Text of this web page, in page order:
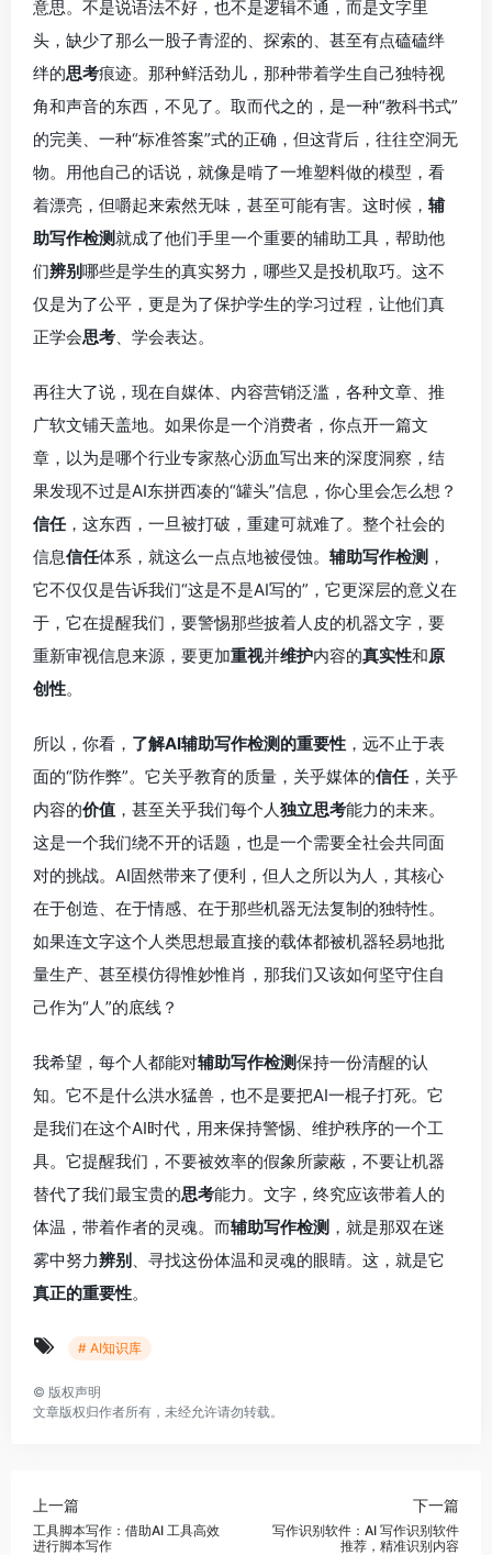
意思。不是说语法不好，也不是逻辑不通，而是文字里
头，缺少了那么一股子青涩的、探索的、甚至有点磕磕绊
绊的思考痕迹。那种鲜活劲儿，那种带着学生自己独特视
角和声音的东西，不见了。取而代之的，是一种“教科书式”
的完美、一种“标准答案”式的正确，但这背后，往往空洞无
物。用他自己的话说，就像是啃了一堆塑料做的模型，看
着漂亮，但嚼起来索然无味，甚至可能有害。这时候， 辅
助写作检测就成了他们手里一个重要的辅助工具，帮助他
们辨别哪些是学生的真实努力，哪些又是投机取巧。这不
仅是为了公平，更是为了保护学生的学习过程，让他们真
正学会思考 、学会表达。
再往大了说，现在自媒体、内容营销泛滥，各种文章、推
广软文铺天盖地。如果你是一个消费者，你点开一篇文
章，以为是哪个行业专家熬心沥血写出来的深度洞察，结
果发现不过是AI东拼西凑的“罐头”信息，你心里会怎么想？
信任，这东西，一旦被打破，重建可就难了。整个社会的
信息信任体系，就这么一点点地被侵蚀。 辅助写作检测 ，
它不仅仅是告诉我们“这是不是AI写的”，它更深层的意义在
于，它在提醒我们，要警惕那些披着人皮的机器文字，要
重新审视信息来源，要更加重视并维护内容的真实性和原
创性。
所以，你看， 了解AI辅助写作检测的重要性 ，远不止于表
面的“防作弊”。它关乎教育的质量，关乎媒体的信任，关乎
内容的价值 ，甚至关乎我们每个人独立思考能力的未来。
这是一个我们绕不开的话题，也是一个需要全社会共同面
对的挑战。AI固然带来了便利，但人之所以为人，其核心
在于创造、在于情感、在于那些机器无法复制的独特性。
如果连文字这个人类思想最直接的载体都被机器轻易地批
量生产、甚至模仿得惟妙惟肖，那我们又该如何坚守住自
己作为“人”的底线？
我希望，每个人都能对辅助写作检测保持一份清醒的认
知。它不是什么洪水猛兽，也不是要把AI一棍子打死。它
是我们在这个AI时代，用来保持警惕、维护秩序的一个工
具。它提醒我们，不要被效率的假象所蒙蔽，不要让机器
替代了我们最宝贵的思考能力。文字，终究应该带着人的
体温，带着作者的灵魂。而辅助写作检测 ，就是那双在迷
雾中努力辨别 、寻找这份体温和灵魂的眼睛。这，就是它
真正的重要性。
# AI知识库
© 版权声明
文章版权归作者所有，未经允许请勿转载。
上一篇
工具脚本写作：借助AI 工具高效
进行脚本写作
下一篇
写作识别软件：AI 写作识别软件
推荐，精准识别内容